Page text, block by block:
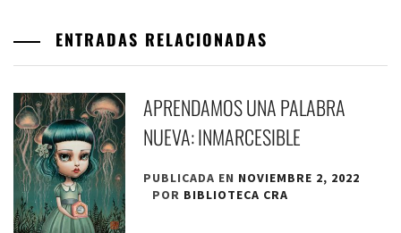
ENTRADAS RELACIONADAS
APRENDAMOS UNA PALABRA
NUEVA: INMARCESIBLE
PUBLICADA EN NOVIEMBRE 2, 2022
POR BIBLIOTECA CRA